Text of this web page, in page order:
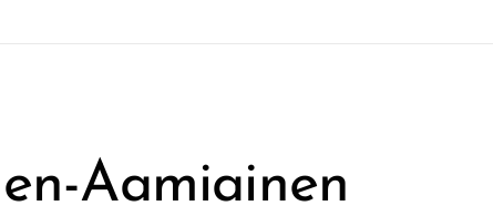
en-Aamiainen